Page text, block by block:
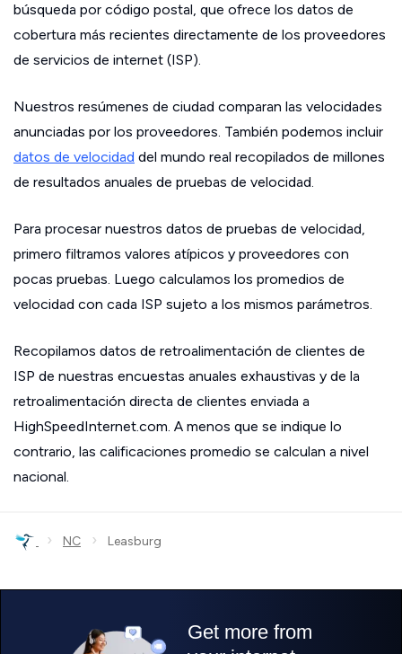
búsqueda por código postal, que ofrece los datos de
cobertura más recientes directamente de los proveedores
de servicios de internet (ISP).
Nuestros resúmenes de ciudad comparan las velocidades
anunciadas por los proveedores. También podemos incluir
datos de velocidad del mundo real recopilados de millones
de resultados anuales de pruebas de velocidad.
Para procesar nuestros datos de pruebas de velocidad,
primero filtramos valores atípicos y proveedores con
pocas pruebas. Luego calculamos los promedios de
velocidad con cada ISP sujeto a los mismos parámetros.
Recopilamos datos de retroalimentación de clientes de
ISP de nuestras encuestas anuales exhaustivas y de la
retroalimentación directa de clientes enviada a
HighSpeedInternet.com. A menos que se indique lo
contrario, las calificaciones promedio se calculan a nivel
nacional.
› NC › Leasburg